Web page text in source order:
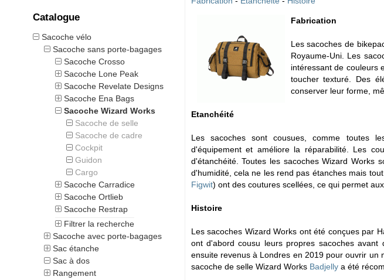
Catalogue
Sacoche vélo
Sacoche sans porte-bagages
Sacoche Crosso
Sacoche Lone Peak
Sacoche Revelate Designs
Sacoche Ena Bags
Sacoche Wizard Works
Sacoche de selle
Sacoche de cadre
Cockpit
Guidon
Cargo
Sacoche Carradice
Sacoche Ortlieb
Sacoche Restrap
Filtrer la recherche
Sacoche avec porte-bagages
Sac étanche
Sac à dos
Rangement
Fabrication
Les sacoches de
Royaume-Uni. Les
intéressant de couleurs
toucher texturé. Des
conserver leur forme,
Etanchéité
Les sacoches sont cousues, comme toutes
d'équipement et améliore la réparabilité. Les
d'étanchéité. Toutes les sacoches Wizard Works
d'humidité, cela ne les rend pas étanches mais
Figwit) ont des coutures scellées, ce qui permet
Histoire
Les sacoches Wizard Works ont été conçues par
ont d'abord cousu leurs propres sacoches
ensuite revenus à Londres en 2019 pour ouvrir un
sacoche de selle Wizard Works Badjellya été